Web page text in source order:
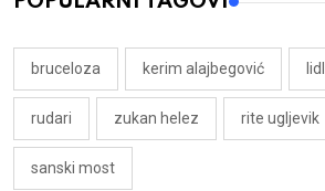
bruceloza kerim alajbegović lidl
rudari zukan helez rite ugljevik
sanski most